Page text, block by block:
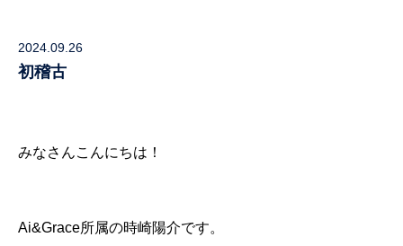
2024.09.26
初稽古
みなさんこんにちは！
Ai&Grace所属の時崎陽介です。